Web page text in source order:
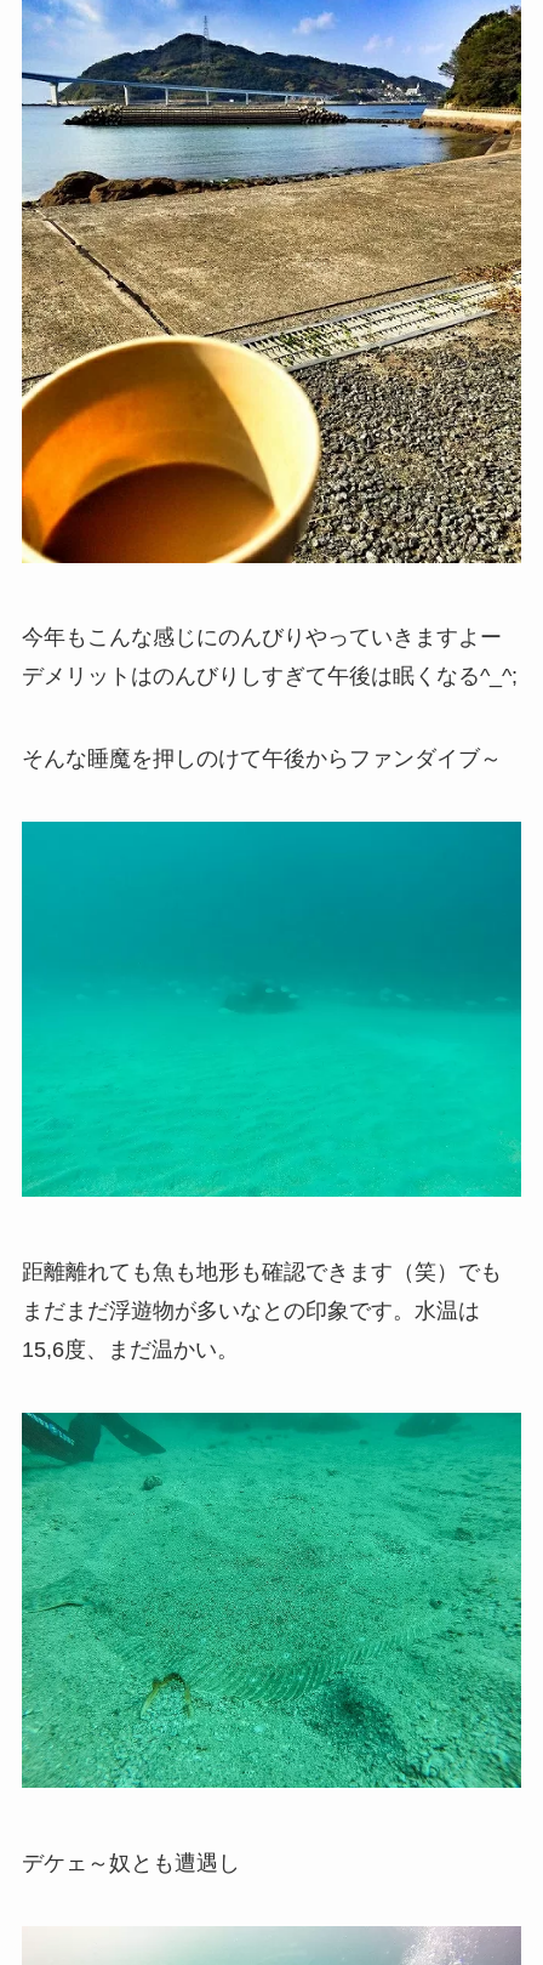
今年もこんな感じにのんびりやっていきますよー
デメリットはのんびりしすぎて午後は眠くなる^_^;
そんな睡魔を押しのけて午後からファンダイブ～
距離離れても魚も地形も確認できます（笑）でも
まだまだ浮遊物が多いなとの印象です。水温は
15,6度、まだ温かい。
デケェ～奴とも遭遇し